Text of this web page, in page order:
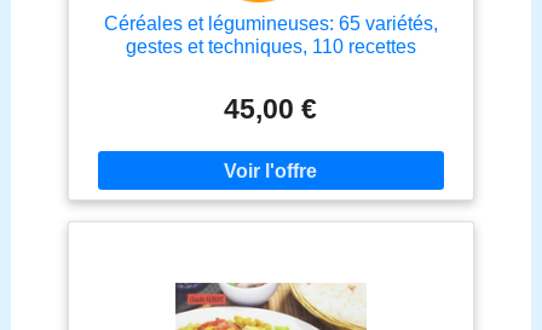
Céréales et légumineuses: 65 variétés,
gestes et techniques, 110 recettes
45,00 €